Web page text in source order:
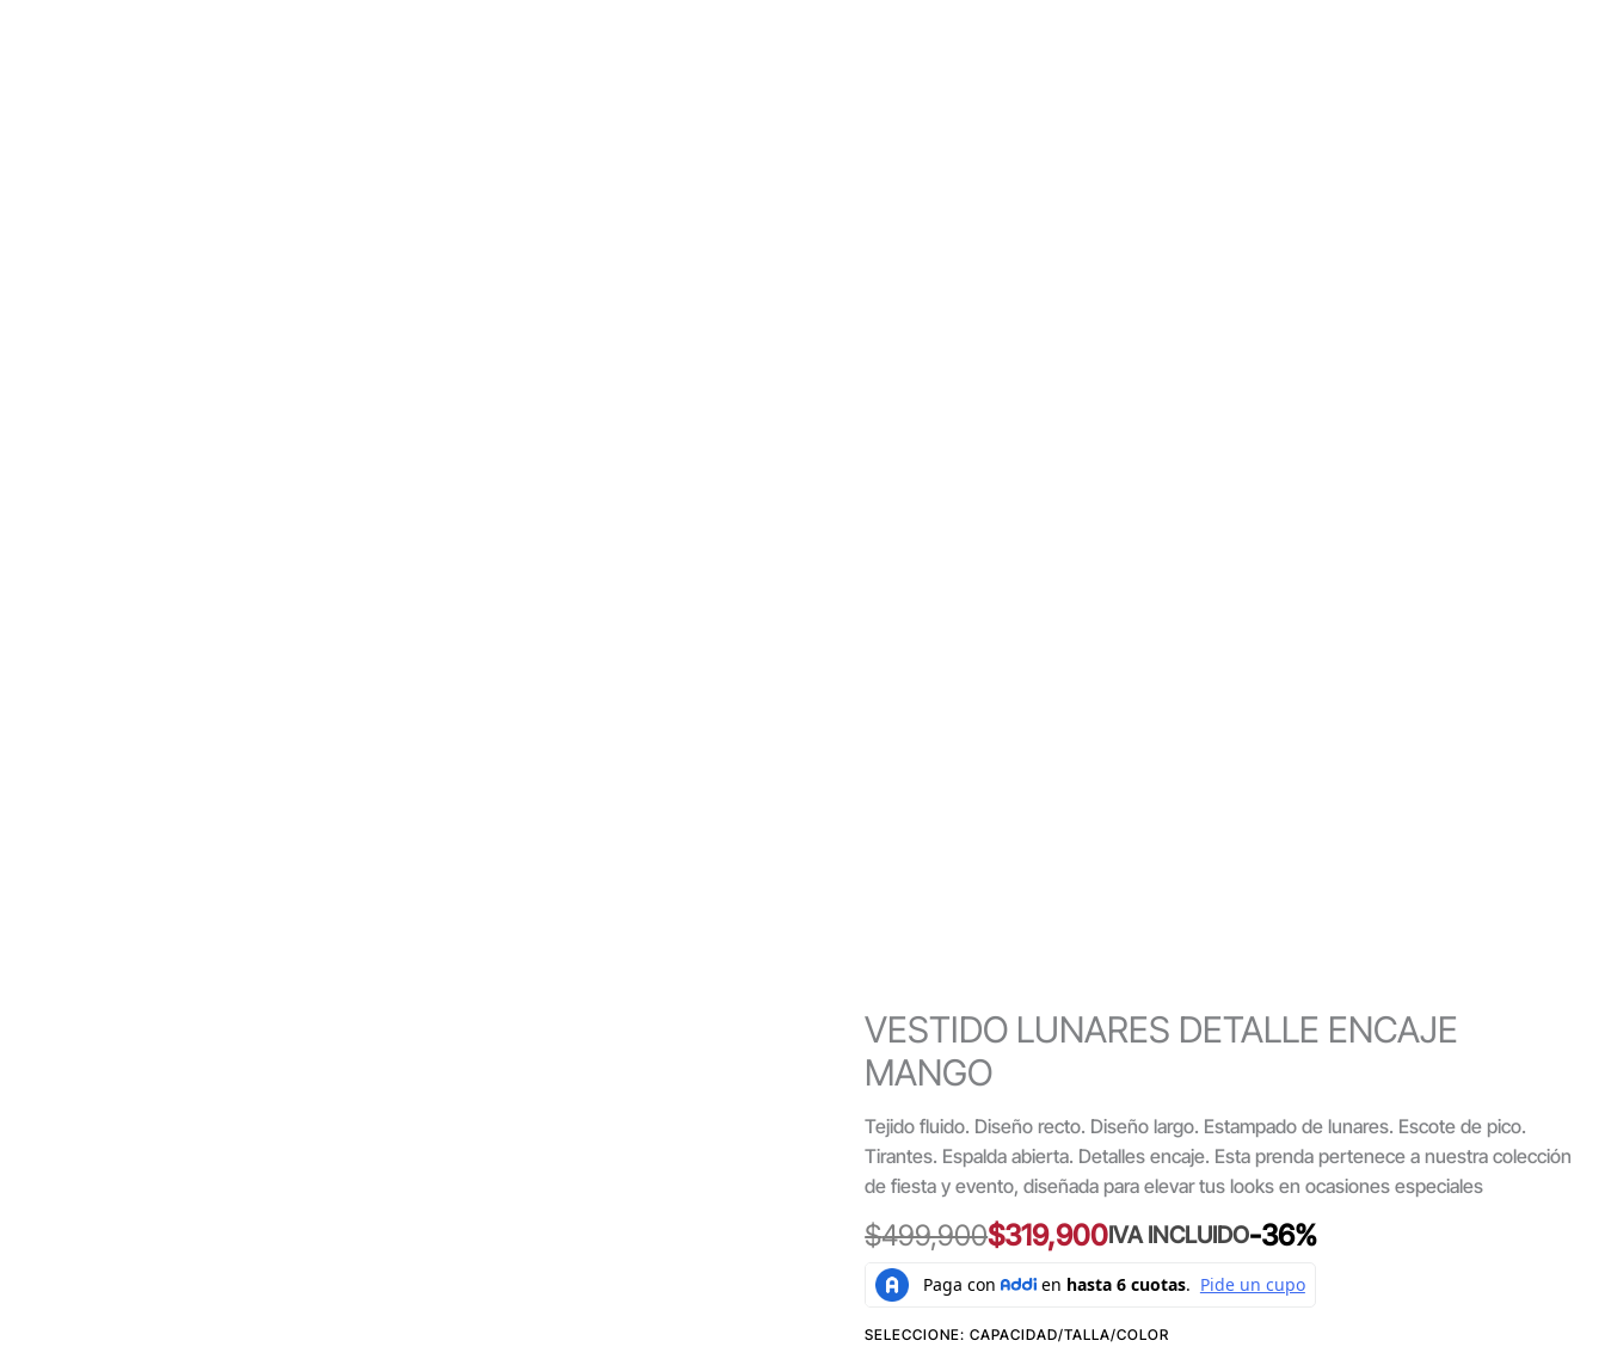
VESTIDO LUNARES DETALLE ENCAJE
MANGO
Tejido fluido. Diseño recto. Diseño largo. Estampado de lunares. Escote de pico.
Tirantes. Espalda abierta. Detalles encaje. Esta prenda pertenece a nuestra colección
de fiesta y evento, diseñada para elevar tus looks en ocasiones especiales
$499,900$319,900IVA INCLUIDO-36%